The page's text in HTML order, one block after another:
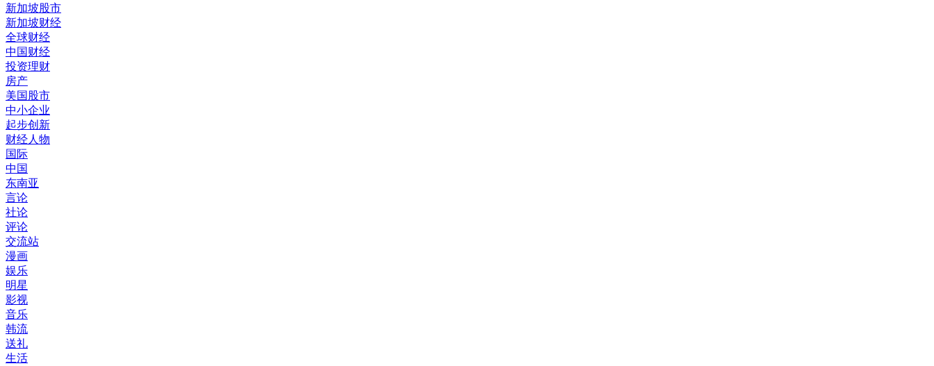
新加坡股市
新加坡财经
全球财经
中国财经
投资理财
房产
美国股市
中小企业
起步创新
财经人物
国际
中国
东南亚
言论
社论
评论
交流站
漫画
娱乐
明星
影视
音乐
韩流
送礼
生活